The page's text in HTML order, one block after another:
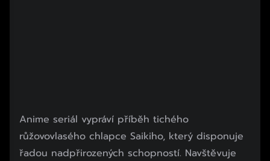
Anime seriál vypráví příběh tichého
růžovovlasého chlapce Saikiho, který disponuje
řadou nadpřirozených schopností. Navštěvuje